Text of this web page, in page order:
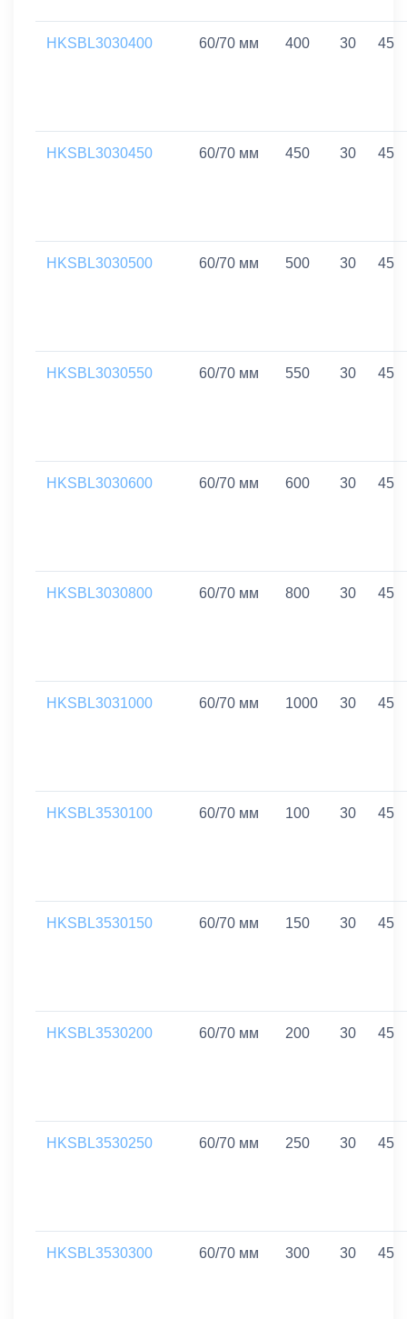
HKSBL3030400 60/70 мм 400 30 45
HKSBL3030450 60/70 мм 450 30 45
HKSBL3030500 60/70 мм 500 30 45
HKSBL3030550 60/70 мм 550 30 45
HKSBL3030600 60/70 мм 600 30 45
HKSBL3030800 60/70 мм 800 30 45
HKSBL3031000 60/70 мм 1000 30 45
HKSBL3530100 60/70 мм 100 30 45
HKSBL3530150 60/70 мм 150 30 45
HKSBL3530200 60/70 мм 200 30 45
HKSBL3530250 60/70 мм 250 30 45
HKSBL3530300 60/70 мм 300 30 45